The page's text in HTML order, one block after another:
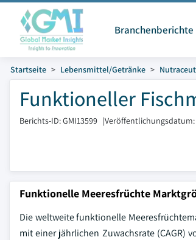
Branchenberichte
Startseite Lebensmittel/Getränke
Funktioneller
Berichts-ID: GMI13599 |Veröffentlichungsdatum:
Funktionelle Meeresfrüchte
Die weltweite funktionelle
mit einer jährlichen Zuwachsrate (CAGR)